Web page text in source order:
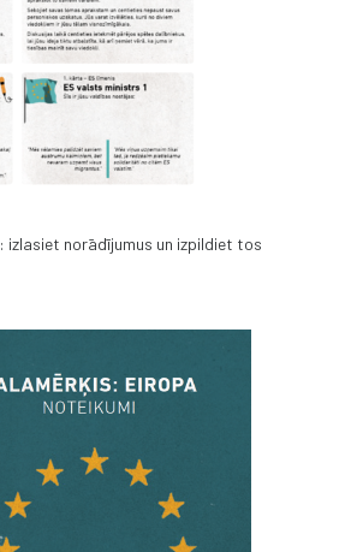
: izlasiet norādījumus un izpildiet tos